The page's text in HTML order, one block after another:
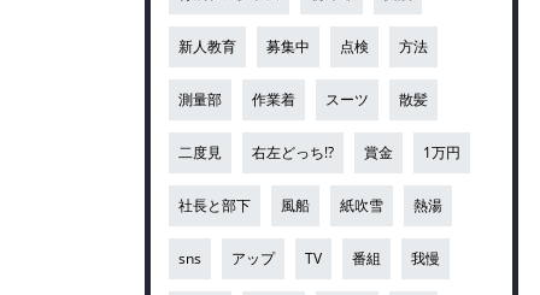
新人教育 募集中 点検 方法
測量部 作業着 スーツ 散髪
二度見 右左どっち!? 賞金 1万円
社長と部下 風船 紙吹雪 熱湯
sns アップ TV 番組 我慢